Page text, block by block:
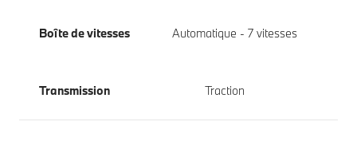
Boîte de vitesses Automatique - 7 vitesses
Transmission Traction